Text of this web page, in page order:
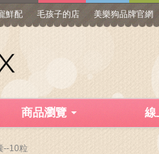
鮮配 毛孩子的店 美樂狗品牌官網
商品瀏覽 線
--10粒